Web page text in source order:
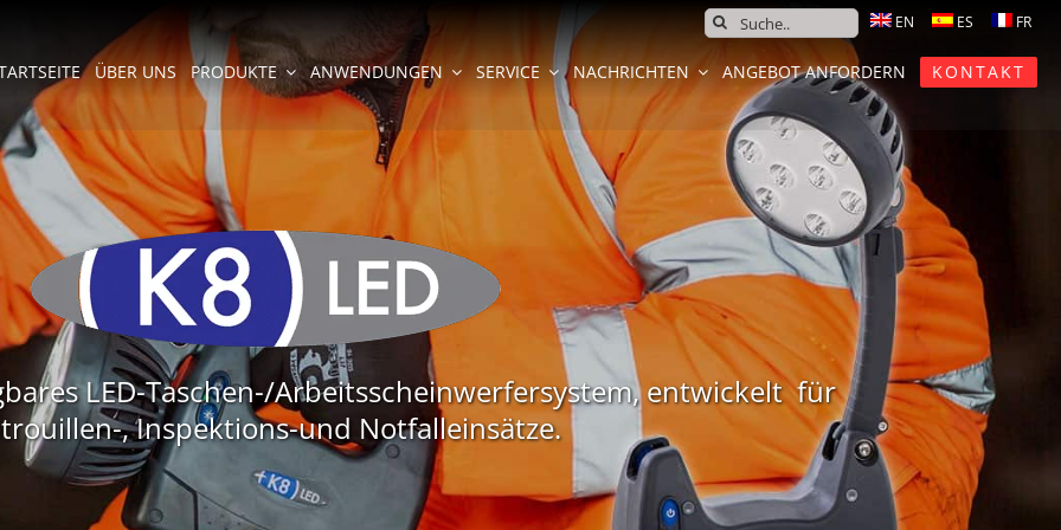
SEARCH
FOR:
ÜBER UNS PRODUKTE ANWENDUNGEN SERVICE NACHRICHTEN ANGEBOT ANFORDERN KONTAKT
LED-Taschen-/Arbeitsscheinwerfersystem, entwickelt für
, Inspektions-und Notfalleinsätze.